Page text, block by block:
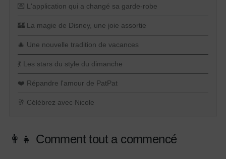
💌 L'application qui a changé sa garde-robe
🏰 La magie de Disney, une joie assortie
🎄 Une nouvelle tradition de vacances
💃 Les stars du style du dimanche
❤️ Répandre l'amour de PatPat
🥂 Célébrez avec Nicole
👩👧 Comment tout a commencé